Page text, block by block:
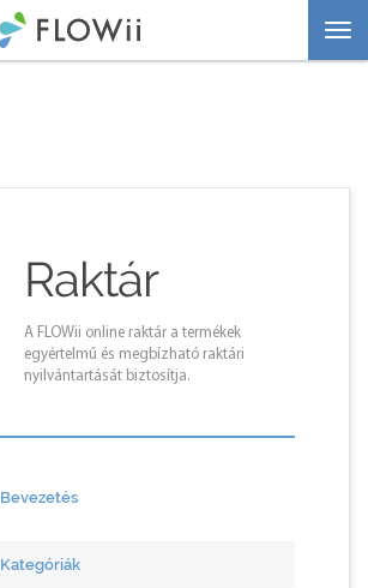
Raktár
A FLOWii online raktár a termékek
egyértelmű és megbízható raktári
nyilvántartását biztosítja.
Bevezetés
Kategóriák